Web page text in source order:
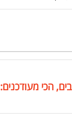
הכי מעודכנים: